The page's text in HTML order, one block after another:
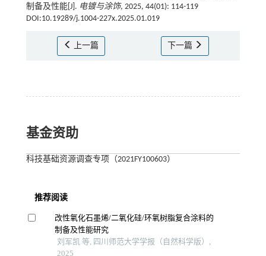
制备及性能[J]. 电镀与涂饰, 2025, 44(01): 114-119
DOI:10.19289/j.1004-227x.2025.01.019
上一篇 下一篇
基金资助
科技基础资源调查专项（2021FY100603）